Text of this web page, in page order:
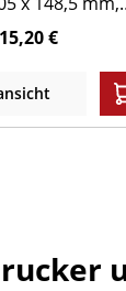
100 Bögen à 4
Etiketten
15,20 €